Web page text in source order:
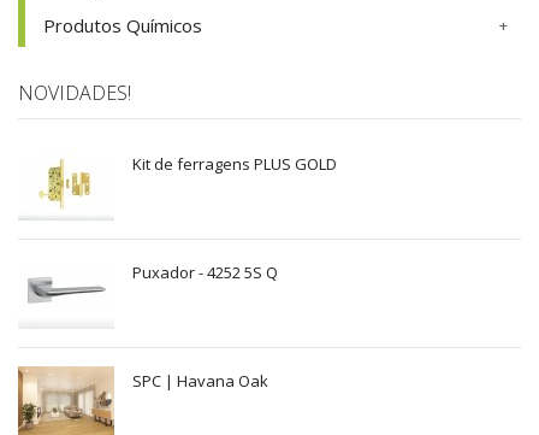
Produtos Químicos
NOVIDADES!
Kit de ferragens PLUS GOLD
Puxador - 4252 5S Q
SPC | Havana Oak